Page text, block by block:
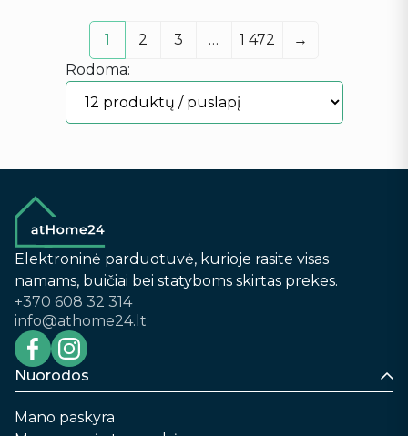
1 2 3 … 1 472
→
Rodoma:
Elektroninė parduotuvė, kurioje rasite visas
namams, buičiai bei statyboms skirtas prekes.
+370 608 32 314
info@athome24.lt
Nuorodos
Mano paskyra